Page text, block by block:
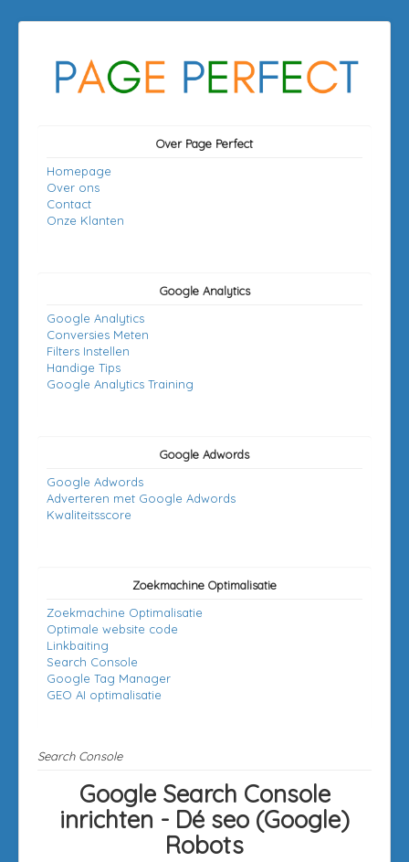
Over Page Perfect
Homepage
Over ons
Contact
Onze Klanten
Google Analytics
Google Analytics
Conversies Meten
Filters Instellen
Handige Tips
Google Analytics Training
Google Adwords
Google Adwords
Adverteren met Google Adwords
Kwaliteitsscore
Zoekmachine Optimalisatie
Zoekmachine Optimalisatie
Optimale website code
Linkbaiting
Search Console
Google Tag Manager
GEO AI optimalisatie
Search Console
Google Search Console
inrichten - Dé seo (Google)
Robots